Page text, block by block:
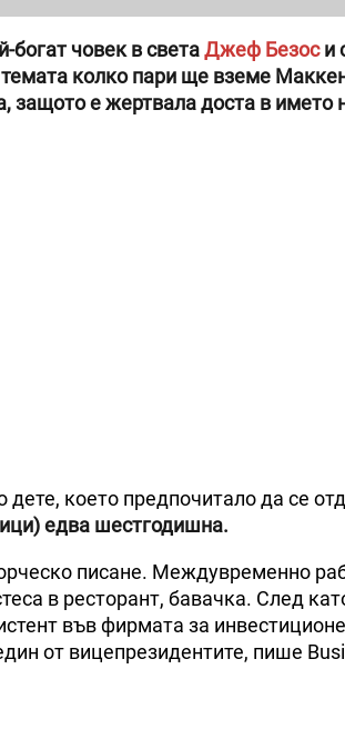
богат човек в светаДжеф Безоси
колко пари ще вземе
защото е жертвала доста в името
което предпочитало да се
едва шестгодишна.
писане. Междувременно
в ресторант, бавачка. След
във фирмата за
от вицепрезидентите, пише